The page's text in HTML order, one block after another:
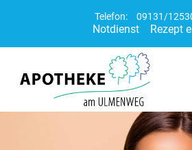
Telefon: 09131/
Notdienst Rezept